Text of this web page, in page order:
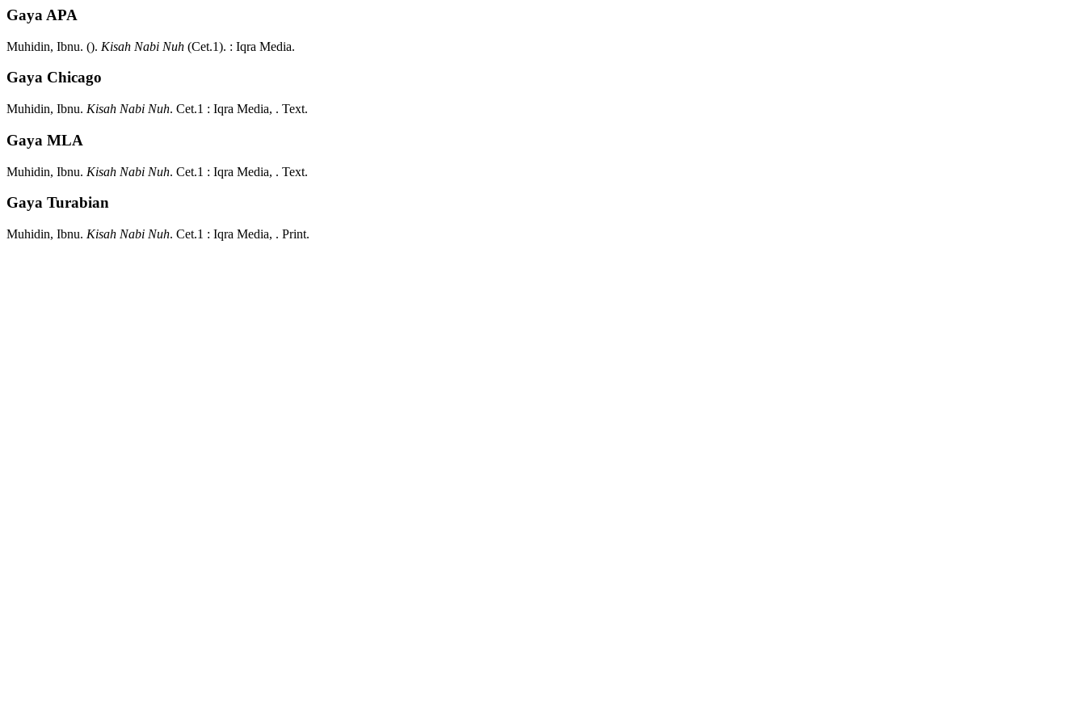
Gaya APA
Muhidin, Ibnu. (). Kisah Nabi Nuh (Cet.1). : Iqra Media.
Gaya Chicago
Muhidin, Ibnu. Kisah Nabi Nuh. Cet.1 : Iqra Media, . Text.
Gaya MLA
Muhidin, Ibnu. Kisah Nabi Nuh. Cet.1 : Iqra Media, . Text.
Gaya Turabian
Muhidin, Ibnu. Kisah Nabi Nuh. Cet.1 : Iqra Media, . Print.